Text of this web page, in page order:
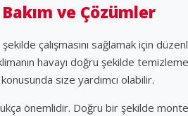
ve Çözümler
şekilde çalışmasını sağlamak için
havayı doğru şekilde
size yardımcı olabilir.
önemlidir. Doğru bir şekilde